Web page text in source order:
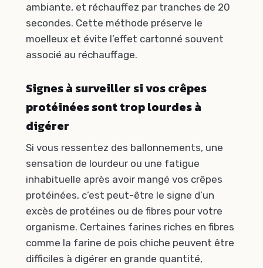
ambiante, et réchauffez par tranches de 20
secondes. Cette méthode préserve le
moelleux et évite l’effet cartonné souvent
associé au réchauffage.
Signes à surveiller si vos crêpes
protéinées sont trop lourdes à
digérer
Si vous ressentez des ballonnements, une
sensation de lourdeur ou une fatigue
inhabituelle après avoir mangé vos crêpes
protéinées, c’est peut-être le signe d’un
excès de protéines ou de fibres pour votre
organisme. Certaines farines riches en fibres
comme la farine de pois chiche peuvent être
difficiles à digérer en grande quantité,